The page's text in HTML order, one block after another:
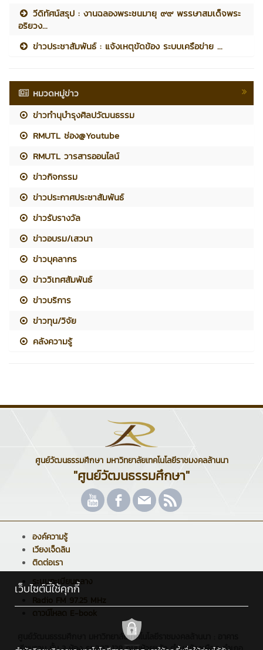
วีดิทัศน์สรุป : งานฉลองพระชนมายุ ๙๙ พรรษาสมเด็จพระ
อริยวง...
ข่าวประชาสัมพันธ์ : แจ้งเหตุขัดข้อง ระบบเครือข่าย ...
หมวดหมู่ข่าว
ข่าวทำนุบำรุงศิลปวัฒนธรรม
RMUTL ช่อง@Youtube
RMUTL วารสารออนไลน์
ข่าวกิจกรรม
ข่าวประกาศประชาสัมพันธ์
ข่าวรับรางวัล
ข่าวอบรม/เสวนา
ข่าวบุคลากร
ข่าววิเทศสัมพันธ์
ข่าวบริการ
ข่าวทุน/วิจัย
คลังความรู้
ศูนย์วัฒนธรรมศึกษา มหาวิทยาลัยเทคโนโลยีราชมงคลล้านนา
"ศูนย์วัฒนธรรมศึกษา"
องค์ความรู้
เวียงเจ็ดลิน
ติดต่อเรา
ระบบทะเบียนกลาง
Radio FM 97.25 MHz
ดาวน์โหลด E-book
ศูนย์วัฒนธรรมศึกษา มหาวิทยาลัยเทคโนโลยีราชมงคลล้านนา : อาคาร
เว็บไซต์นี้ใช้คุกกี้